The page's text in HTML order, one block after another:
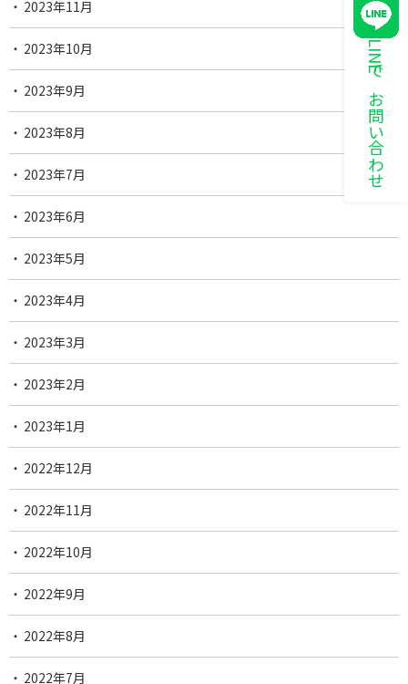
LINEでお問い合わせ
2023年11月
2023年10月
2023年9月
2023年8月
2023年7月
2023年6月
2023年5月
2023年4月
2023年3月
2023年2月
2023年1月
2022年12月
2022年11月
2022年10月
2022年9月
2022年8月
2022年7月